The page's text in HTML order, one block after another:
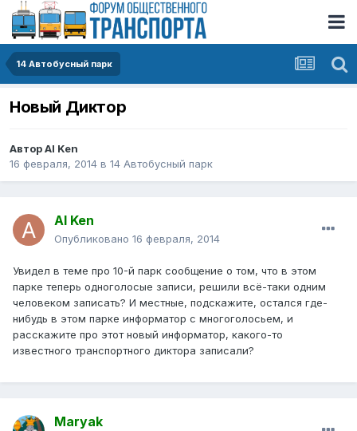
14 Автобусный парк
Новый Диктор
АвторAl Ken
16 февраля, 2014 в 14 Автобусный парк
Al Ken
Опубликовано 16 февраля, 2014
Увидел в теме про 10-й парк сообщение о том, что в этом
парке теперь одноголосые записи, решили всё-таки одним
человеком записать? И местные, подскажите, остался где-
нибудь в этом парке информатор с многоголосьем, и
расскажите про этот новый информатор, какого-то
известного транспортного диктора записали?
Maryak